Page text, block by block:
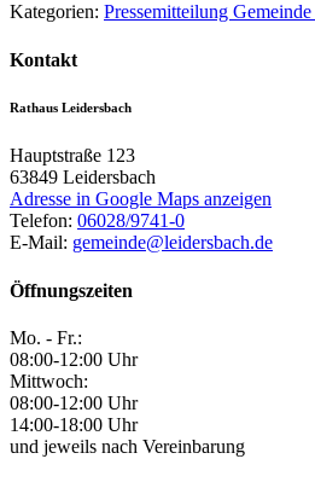
Kategorien: Pressemitteilung
Kontakt
Rathaus Leidersbach
Hauptstraße 123
63849 Leidersbach
Adresse in Google Maps anzeigen
Telefon: 06028/9741-0
E-Mail: gemeinde@leidersbach.de
Öffnungszeiten
Mo. - Fr.:
08:00-12:00 Uhr
Mittwoch:
08:00-12:00 Uhr
14:00-18:00 Uhr
und jeweils nach Vereinbarung